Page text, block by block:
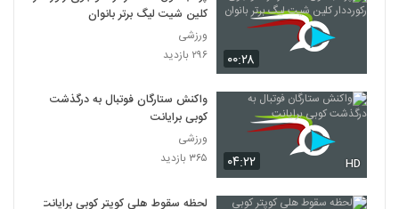
۰۰:۲۸
کلین شیت لیگ برتر بانوان
ورزشی
۲۹۶ بازدید
۰۴:۲۲ HD
واکنش ستارگان فوتبال به درگذشت
کوبی برایانت
ورزشی
۳۶۵ بازدید
لحظه سقوط هلی کوپتر کوبی برایانت